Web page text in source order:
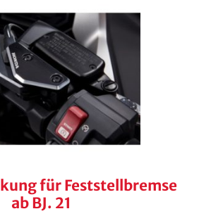
für Feststellbremse
ab BJ. 21